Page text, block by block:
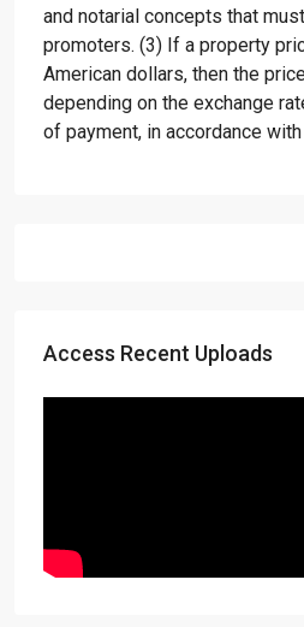
and notarial concepts that
promoters. (3) If a property
American dollars, then the
depending on the exchange
of payment, in accordance
Access Recent Uploads